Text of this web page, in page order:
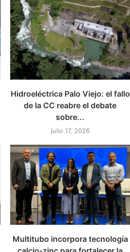
Hidroeléctrica Palo Viejo: el fallo
de la CC reabre el debate
sobre...
julio 17, 2026
Multitubo incorpora tecnología